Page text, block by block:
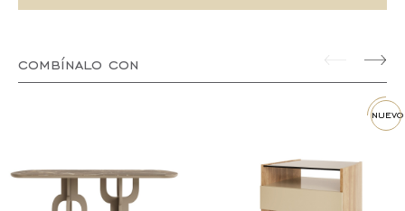
combínalo con
nuevo